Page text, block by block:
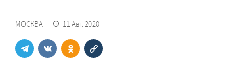
МОСКВА 11 Авг. 2020